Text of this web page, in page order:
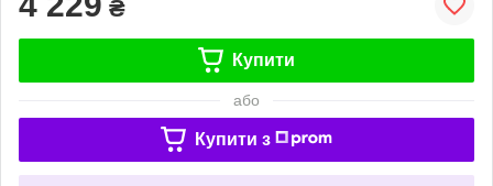
₴
Купити
або
Купити з